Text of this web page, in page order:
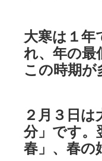
大寒は１年
れ、年の最
この時期が
２月３日
分」です。
春」、春の